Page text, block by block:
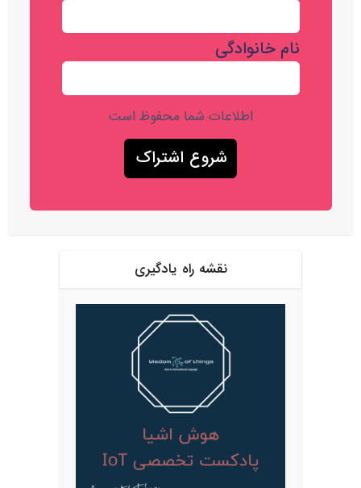
نام خانوادگی
اطلاعات شما محفوظ است
نقشه راه یادگیری